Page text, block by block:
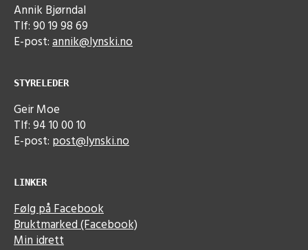
Annik Bjørndal
Tlf: 90 19 98 69
E-post:annik@lynski.no
STYRELEDER
Geir Moe
Tlf: 94 10 00 10
E-post: post@lynski.no
LINKER
Følg på Facebook
Bruktmarked (Facebook)
Min idrett